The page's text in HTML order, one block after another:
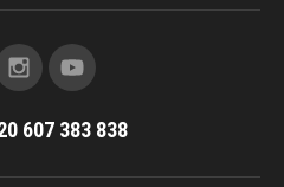
607 383 838